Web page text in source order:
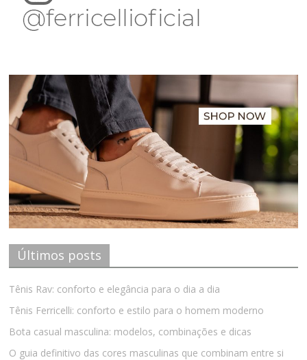
Últimos posts
Tênis Rav: conforto e elegância para o dia a dia
Tênis Ferricelli: conforto e estilo para o homem moderno
Bota casual masculina: modelos, combinações e dicas
O guia definitivo das cores masculinas que combinam entre si